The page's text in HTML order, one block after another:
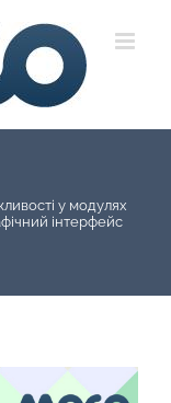
у модулях
інтерфейс